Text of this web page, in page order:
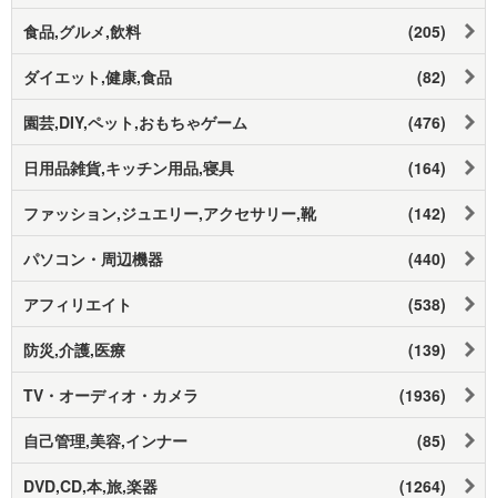
食品,グルメ,飲料 (205)
ダイエット,健康,食品 (82)
園芸,DIY,ペット,おもちゃゲーム (476)
日用品雑貨,キッチン用品,寝具 (164)
ファッション,ジュエリー,アクセサリー,靴 (142)
パソコン・周辺機器 (440)
アフィリエイト (538)
防災,介護,医療 (139)
TV・オーディオ・カメラ (1936)
自己管理,美容,インナー (85)
DVD,CD,本,旅,楽器 (1264)